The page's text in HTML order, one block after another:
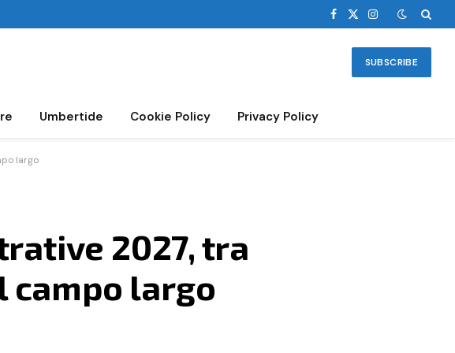
Facebook
X
Instagram
SUBSCRIBE
Umbertide Cookie Policy Privacy Policy
largo
2027, tra
campo largo